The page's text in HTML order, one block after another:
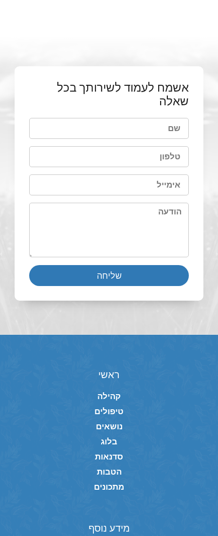
אשמח לעמוד לשירותך בכל
שאלה
שליחה
ראשי
קהילה
טיפולים
נושאים
בלוג
סדנאות
הטבות
מתכונים
מידע נוסף